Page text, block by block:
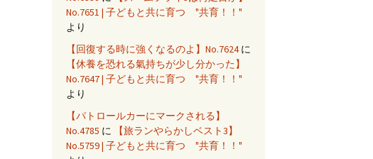
No.7651 | 子どもと共に育つ "共育！！"
より
【回復する時に強くなるのよ】No.7624に
【休養を恐れる氣持ちが少し分かった】
No.7647 | 子どもと共に育つ "共育！！"
より
【パトロールカーにマークされる】
No.4785 に
【旅ランやらかしベスト3】
No.5759 | 子どもと共に育つ "共育！！"